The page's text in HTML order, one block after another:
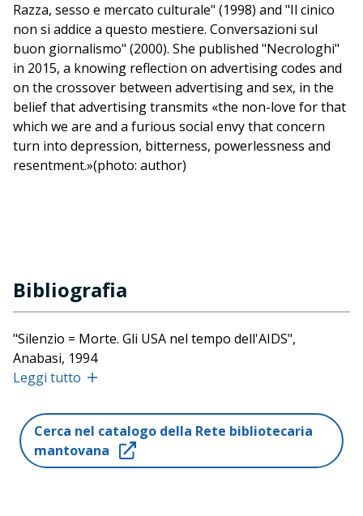
Razza, sesso e mercato culturale" (1998) and "Il cinico
non si addice a questo mestiere. Conversazioni sul
buon giornalismo" (2000). She published "Necrologhi"
in 2015, a knowing reflection on advertising codes and
on the crossover between advertising and sex, in the
belief that advertising transmits «the non-love for that
which we are and a furious social envy that concern
turn into depression, bitterness, powerlessness and
resentment.»(photo: author)
Bibliografia
"Silenzio = Morte. Gli USA nel tempo dell'AIDS",
Anabasi, 1994
"Nata due volte", Il Saggiatore, 1995
Maria Nadotti, La Tartaruga, 1996
"Sesso&Genere", Il Saggiatore, 1996
"Prove d'ascolto. Incontri con artisti e saggisti del
Leggi tutto
Cerca nel catalogo della Rete bibliotecaria
mantovana